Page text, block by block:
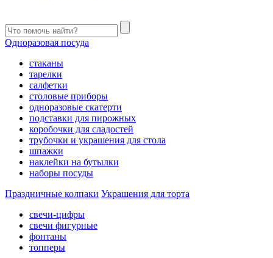
Одноразовая посуда
стаканы
тарелки
салфетки
столовые приборы
одноразовые скатерти
подставки для пирожных
коробочки для сладостей
трубочки и украшения для стола
шпажки
наклейки на бутылки
наборы посуды
Праздничные колпаки Украшения для торта
свечи-цифры
свечи фигурные
фонтаны
топперы